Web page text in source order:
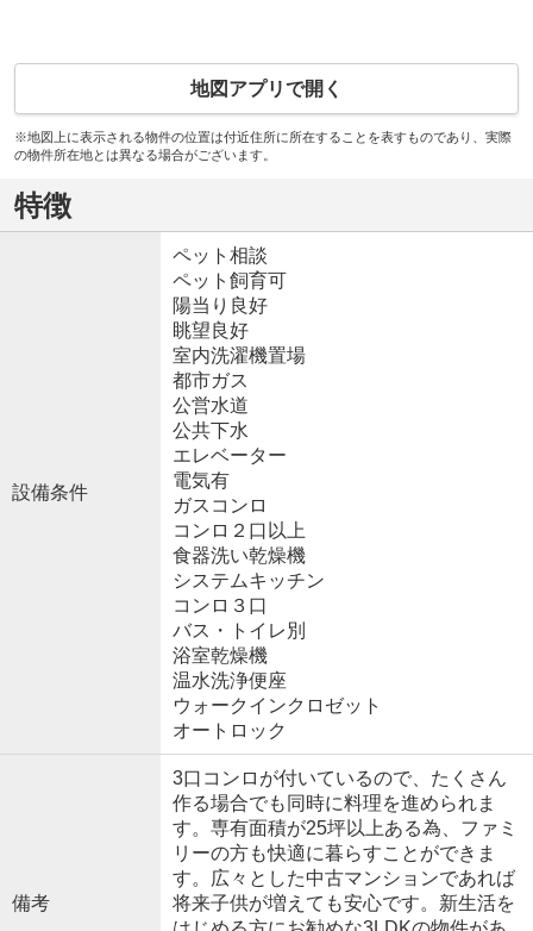
地図アプリで開く
※地図上に表示される物件の位置は付近住所に所在することを表すものであり、実際
の物件所在地とは異なる場合がございます。
特徴
設備条件
ペット相談
ペット飼育可
陽当り良好
眺望良好
室内洗濯機置場
都市ガス
公営水道
公共下水
エレベーター
電気有
ガスコンロ
コンロ２口以上
食器洗い乾燥機
システムキッチン
コンロ３口
バス・トイレ別
浴室乾燥機
温水洗浄便座
ウォークインクロゼット
オートロック
備考
3口コンロが付いているので、たくさん
作る場合でも同時に料理を進められま
す。専有面積が25坪以上ある為、ファミ
リーの方も快適に暮らすことができま
す。広々とした中古マンションであれば
将来子供が増えても安心です。新生活を